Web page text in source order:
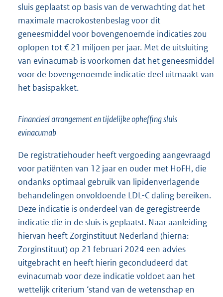
sluis geplaatst op basis van de verwachting dat het
maximale macrokostenbeslag voor dit
geneesmiddel voor bovengenoemde indicaties zou
oplopen tot € 21 miljoen per jaar. Met de uitsluiting
van evinacumab is voorkomen dat het geneesmiddel
voor de bovengenoemde indicatie deel uitmaakt van
het basispakket.
Financieel arrangement en tijdelijke opheffing sluis
evinacumab
De registratiehouder heeft vergoeding aangevraagd
voor patiënten van 12 jaar en ouder met HoFH, die
ondanks optimaal gebruik van lipidenverlagende
behandelingen onvoldoende LDL-C daling bereiken.
Deze indicatie is onderdeel van de geregistreerde
indicatie die in de sluis is geplaatst. Naar aanleiding
hiervan heeft Zorginstituut Nederland (hierna:
Zorginstituut) op 21 februari 2024 een advies
uitgebracht en heeft hierin geconcludeerd dat
evinacumab voor deze indicatie voldoet aan het
wettelijk criterium ‘stand van de wetenschap en